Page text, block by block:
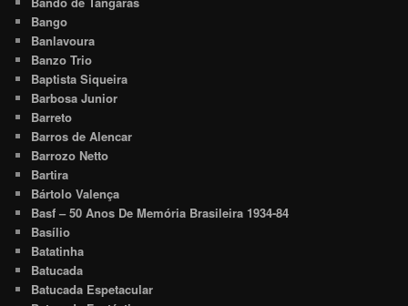
Bango
Banlavoura
Banzo Trio
Baptista Siqueira
Barbosa Junior
Barreto
Barros de Alencar
Barrozo Netto
Bartira
Bártolo Valença
Basf – 50 Anos De Memória Brasileira 1934-84
Basílio
Batatinha
Batucada
Batucada Espetacular